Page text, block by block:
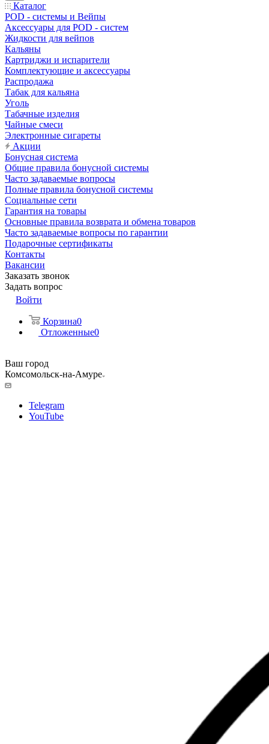
Каталог
POD - системы и Вейпы
Аксессуары для POD - систем
Жидкости для вейпов
Кальяны
Картриджи и испарители
Комплектующие и аксессуары
Распродажа
Табак для кальяна
Уголь
Табачные изделия
Чайные смеси
Электронные сигареты
Акции
Бонусная система
Общие правила бонусной системы
Часто задаваемые вопросы
Полные правила бонусной системы
Социальные сети
Гарантия на товары
Основные правила возврата и обмена товаров
Часто задаваемые вопросы по гарантии
Подарочные сертификаты
Контакты
Вакансии
Заказать звонок
Задать вопрос
Войти
Корзина0
Отложенные0
Ваш город
Комсомольск-на-Амуре
Telegram
YouTube